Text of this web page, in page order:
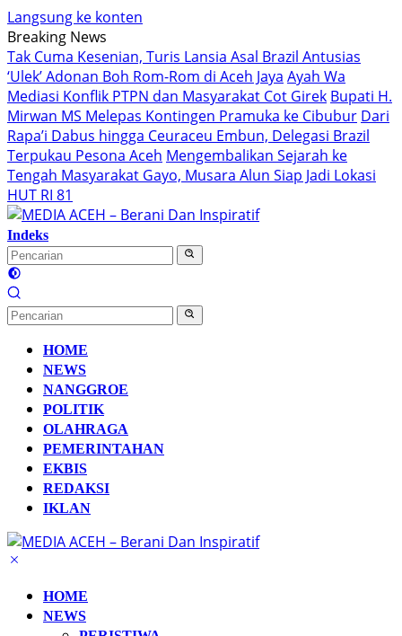
Langsung ke konten
Breaking News
Tak Cuma Kesenian, Turis Lansia Asal Brazil Antusias
‘Ulek’ Adonan Boh Rom-Rom di Aceh Jaya Ayah Wa
Mediasi Konflik PTPN dan Masyarakat Cot Girek Bupati H.
Mirwan MS Melepas Kontingen Pramuka ke Cibubur Dari
Rapa’i Dabus hingga Ceuraceu Embun, Delegasi Brazil
Terpukau Pesona Aceh Mengembalikan Sejarah ke
Tengah Masyarakat Gayo, Musara Alun Siap Jadi Lokasi
HUT RI 81
Indeks
HOME
NEWS
NANGGROE
POLITIK
OLAHRAGA
PEMERINTAHAN
EKBIS
REDAKSI
IKLAN
HOME
NEWS